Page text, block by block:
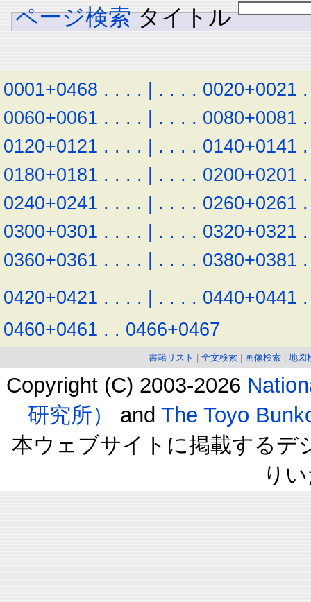
ページ検索 タイトル
0001+0468 . . . . | . . . . 0020+0021 .
0060+0061 . . . . | . . . . 0080+0081 .
0120+0121 . . . . | . . . . 0140+0141 .
0180+0181 . . . . | . . . . 0200+0201 .
0240+0241 . . . . | . . . . 0260+0261 .
0300+0301 . . . . | . . . . 0320+0321 .
0360+0361 . . . . | . . . . 0380+0381 .
0420+0421 . . . . | . . . . 0440+0441 .
0460+0461 . . 0466+0467
書籍リスト 全文検索 画像検索 地図
Copyright (C) 2003-2026
研究所）
and The Toyo
本ウェブサイトに掲載するデ
り